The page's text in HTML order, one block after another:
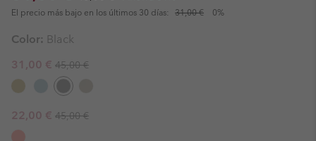
El precio más bajo en los últimos 30 días: 31,00 € 0%
Color: Black
Sale price:
31,00 € Regular price:
45,00 €
Sale price:
22,00 € Regular price:
45,00 €